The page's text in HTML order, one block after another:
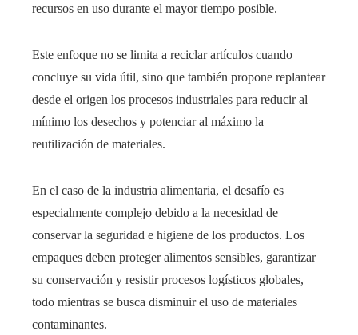
recursos en uso durante el mayor tiempo posible.
Este enfoque no se limita a reciclar artículos cuando
concluye su vida útil, sino que también propone replantear
desde el origen los procesos industriales para reducir al
mínimo los desechos y potenciar al máximo la
reutilización de materiales.
En el caso de la industria alimentaria, el desafío es
especialmente complejo debido a la necesidad de
conservar la seguridad e higiene de los productos. Los
empaques deben proteger alimentos sensibles, garantizar
su conservación y resistir procesos logísticos globales,
todo mientras se busca disminuir el uso de materiales
contaminantes.